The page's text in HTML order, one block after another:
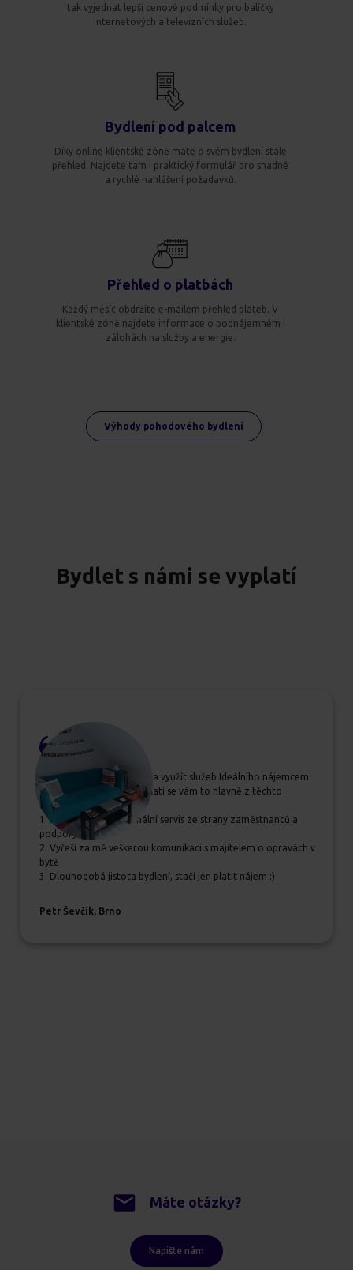
tak vyjednat lepší cenové podmínky pro balíčky
internetových a televizních služeb.
Bydlení pod palcem
Díky online klientské zóně máte o svém bydlení stále
přehled. Najdete tam i praktický formulář pro snadné
a rychlé nahlášení požadavků.
Přehled o platbách
Každý měsíc obdržíte e-mailem přehled plateb. V
klientské zóně najdete informace o podnájemném i
zálohách na služby a energie.
Výhody pohodového bydlení
Bydlet s námi se vyplatí
Pokud se rozhodujete, zda využít služeb Ideálního nájemcem
určitě jim dejte šanci, vyplatí se vám to hlavně z těchto
důvodů:
1. Příjemný a profesionální servis ze strany zaměstnanců a
podpory
2. Vyřeší za mě veškerou komunikaci s majitelem o opravách v
bytě
3. Dlouhodobá jistota bydlení, stačí jen platit nájem :)
Petr Ševčík, Brno
Máte otázky?
Napište nám